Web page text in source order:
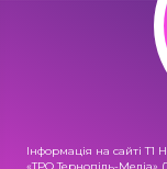
Інформація на сайті Т1
«ТРО Тернопіль-Медіа»